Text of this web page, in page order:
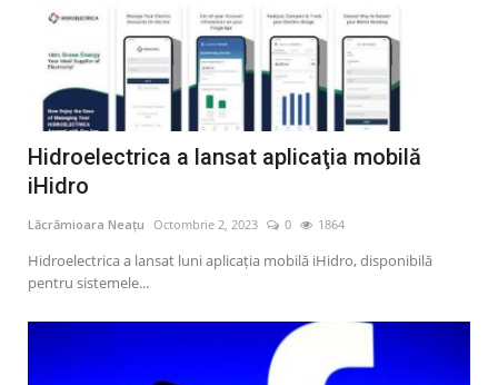
Hidroelectrica a lansat aplicaţia mobilă
iHidro
Lăcrămioara Neațu Octombrie 2, 2023 0 1864
Hidroelectrica a lansat luni aplicaţia mobilă iHidro, disponibilă
pentru sistemele...